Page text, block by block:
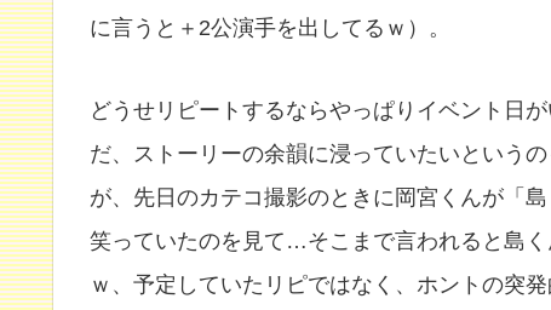
に言うと＋2公演手を出してるｗ）。
どうせリピートするならやっぱりイベント日
だ、ストーリーの余韻に浸っていたいという
が、先日のカテコ撮影のときに岡宮くんが「
笑っていたのを見て…そこまで言われると島
ｗ、予定していたリピではなく、ホントの突